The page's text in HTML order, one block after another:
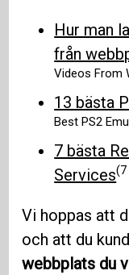
Hur man
från
Videos From
13 bästa
Best PS2
7 bästa
Services
Vi hoppas att
och att du
webbplats du